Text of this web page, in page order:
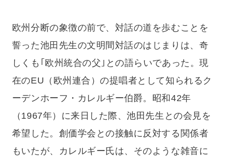
欧州分断の象徴の前で、対話の道を歩むことを
誓った池田先生の文明間対話のはじまりは、奇
しくも｢欧州統合の父｣との語らいであった。現
在のEU（欧州連合）の提唱者として知られるク
ーデンホーフ・カレルギー伯爵。昭和42年
（1967年）に来日した際、池田先生との会見を
希望した。創価学会との接触に反対する関係者
もいたが、カレルギー氏は、そのような雑音に